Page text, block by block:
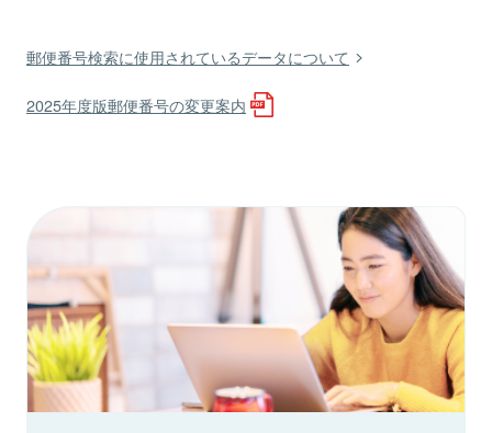
郵便番号検索に使用されているデータについて
2025年度版郵便番号の変更案内